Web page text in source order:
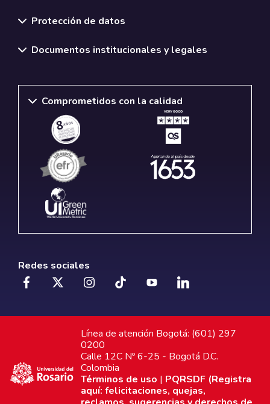
Protección de datos
Documentos institucionales y legales
Comprometidos con la calidad
Redes sociales
Línea de atención Bogotá: (601) 297
0200
Calle 12C Nº 6-25 - Bogotá D.C.
Colombia
Términos de uso | PQRSDF (Registra
aquí: felicitaciones, quejas,